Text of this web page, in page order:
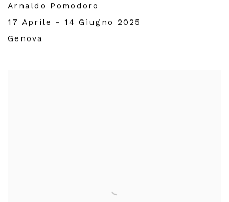
Arnaldo Pomodoro
17 Aprile - 14 Giugno 2025
Genova